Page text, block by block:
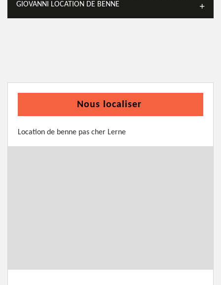
GIOVANNI LOCATION DE BENNE
Nous localiser
Location de benne pas cher Lerne